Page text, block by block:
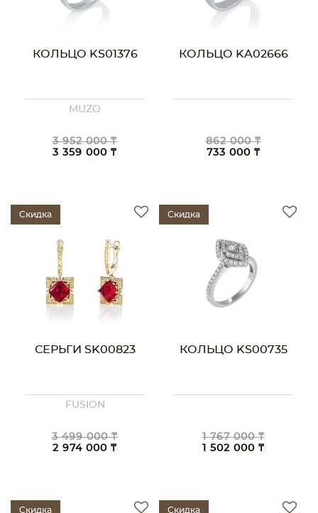
КОЛЬЦО KS01376
MUZO
3 952 000 ₸
3 359 000 ₸
КОЛЬЦО KA02666
862 000 ₸
733 000 ₸
Скидка
СЕРЬГИ SK00823
FUSION
3 499 000 ₸
2 974 000 ₸
Скидка
КОЛЬЦО KS00735
1 767 000 ₸
1 502 000 ₸
Скидка Скидка